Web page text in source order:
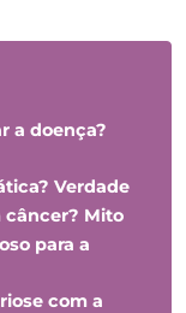
a doença?
Verdade
câncer? Mito
para a
com a